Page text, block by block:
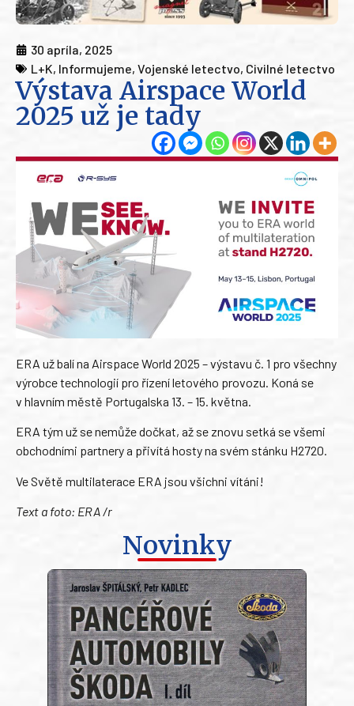
30 apríla, 2025
L+K, Informujeme, Vojenské letectvo, Civilné letectvo
Výstava Airspace World
2025 už je tady
ERA už balí na Airspace World 2025 – výstavu č. 1 pro všechny
výrobce technologií pro řízení letového provozu. Koná se
v hlavním městě Portugalska 13. – 15. května.
ERA tým už se nemůže dočkat, až se znovu setká se všemi
obchodními partnery a přivítá hosty na svém stánku H2720.
Ve Světě multilaterace ERA jsou všichni vítáni!
Text a foto: ERA /r
Novinky